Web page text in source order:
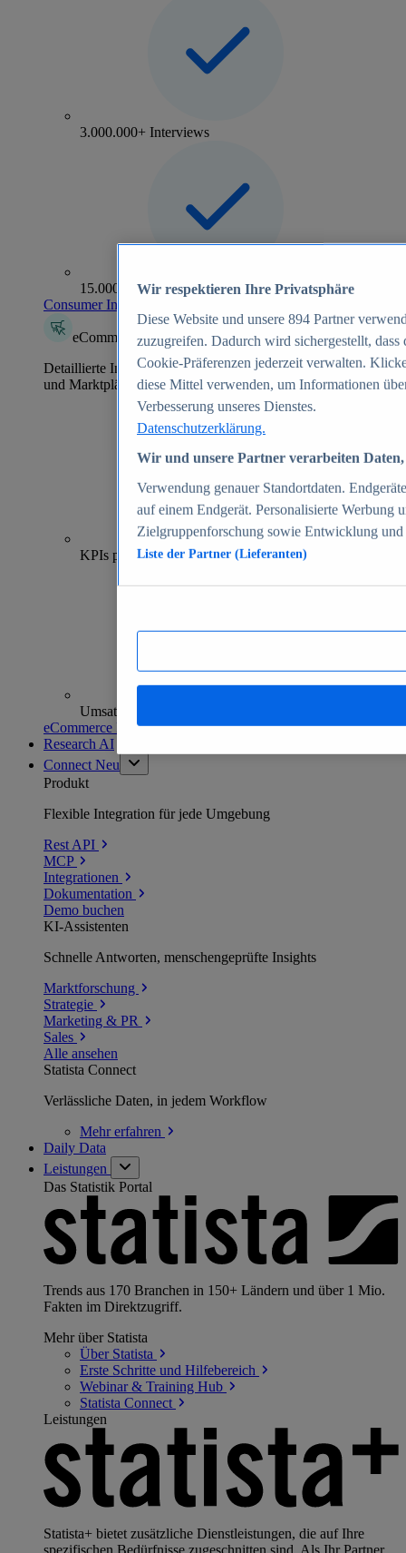
3.000.000+ Interviews
15.000+ Marken
Consumer Insights entdecken
eCommerce Insights
Detaillierte Informationen zu mehr als 39.000 Online-Shops
und Marktplätzen
70+
KPIs pro Shop
Umsatzanalysen und -prognosen
eCommerce Insights entdecken
Research AI
Connect Neu
Produkt
Flexible Integration für jede Umgebung
Rest API
MCP
Integrationen
Dokumentation
Demo buchen
KI-Assistenten
Schnelle Antworten, menschengeprüfte Insights
Marktforschung
Strategie
Marketing & PR
Sales
Alle ansehen
Statista Connect
Verlässliche Daten, in jedem Workflow
Mehrerfahren
Daily Data
Leistungen
Das Statistik Portal
Trends aus 170 Branchen in 150+ Ländern und über 1 Mio.
Fakten im Direktzugriff.
Mehr über Statista
Über Statista
Erste Schritte und Hilfebereich
Webinar & Training Hub
Statista Connect
Leistungen
Statista+ bietet zusätzliche Dienstleistungen, die auf Ihre
spezifischen Bedürfnisse zugeschnitten sind. Als Ihr Partner
Wir respektieren Ihre Privatsphäre
Diese Website und unsere 894 Partner
zuzugreifen. Dadurch wird sichergestellt,
Cookie-Präferenzen jederzeit verwalten.
diese Mittel verwenden, um Informationen
Verbesserung unseres Dienstes.
Datenschutzerklärung.
Wir und unsere Partner verarbeiten
Verwendung genauer Standortdaten.
auf einem Endgerät. Personalisierte Werbung
Zielgruppenforschung sowie Entwicklung
Liste der Partner (Lieferanten)